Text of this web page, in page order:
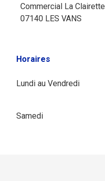
Commercial La Clairette
07140 LES VANS
Horaires
Lundi au Vendredi
Samedi